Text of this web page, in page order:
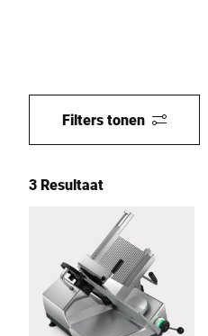
Filters tonen
3 Resultaat